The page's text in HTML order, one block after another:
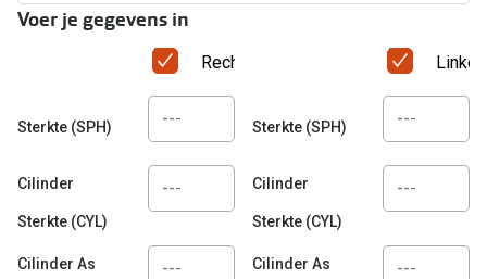
Gucci
Michael Kors
Ralph Lauren
Burberry
Oakley
Proclear
Alle
Doe de
Voer je gegevens in
Rechteroog
Sterkte (SPH)
Cilinder
Sterkte (CYL)
Cilinder As
Sterkte (SPH)
Cilinder
Sterkte (CYL)
Cilinder As